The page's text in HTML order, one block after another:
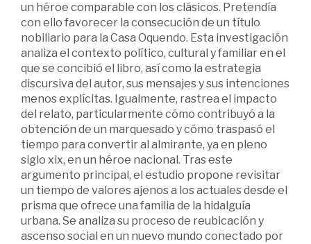
un héroe comparable con los clásicos. Pretendía
con ello favorecer la consecución de un título
nobiliario para la Casa Oquendo. Esta investigación
analiza el contexto político, cultural y familiar en el
que se concibió el libro, así como la estrategia
discursiva del autor, sus mensajes y sus intenciones
menos explícitas. Igualmente, rastrea el impacto
del relato, particularmente cómo contribuyó a la
obtención de un marquesado y cómo traspasó el
tiempo para convertir al almirante, ya en pleno
siglo xix, en un héroe nacional. Tras este
argumento principal, el estudio propone revisitar
un tiempo de valores ajenos a los actuales desde el
prisma que ofrece una familia de la hidalguía
urbana. Se analiza su proceso de reubicación y
ascenso social en un nuevo mundo conectado por